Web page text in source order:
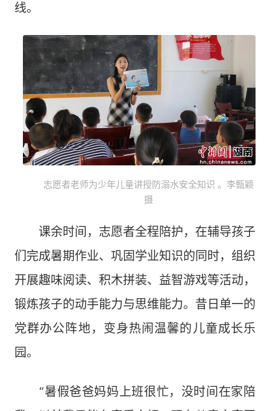
线。
志愿者老师为少年儿童讲授防溺水安全知识 。李甄颖
摄
课余时间，志愿者全程陪护，在辅导孩子
们完成暑期作业、巩固学业知识的同时，组织
开展趣味阅读、积木拼装、益智游戏等活动，
锻炼孩子的动手能力与思维能力。昔日单一的
党群办公阵地，变身热闹温馨的儿童成长乐
园。
“暑假爸爸妈妈上班很忙，没时间在家陪